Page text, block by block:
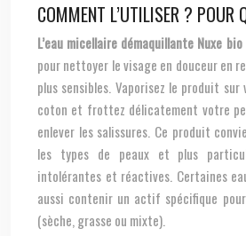
COMMENT L’UTILISER ? POUR
L’eau micellaire démaquillante Nuxe bio
pour nettoyer le visage en douceur en
plus sensibles. Vaporisez le produit
coton et frottez délicatement votre
enlever les salissures. Ce produit
les types de peaux et plus
intolérantes et réactives. Certaines
aussi contenir un actif spécifique
(sèche, grasse ou mixte).